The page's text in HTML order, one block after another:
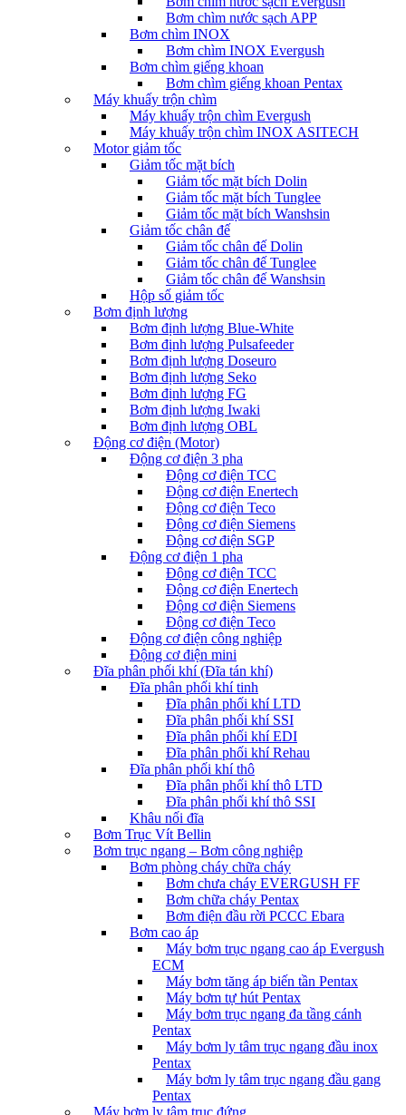
Bơm chìm nước sạch APP
Bơm chìm INOX
Bơm chìm INOX Evergush
Bơm chìm giếng khoan
Bơm chìm giếng khoan Pentax
Máy khuấy trộn chìm
Máy khuấy trộn chìm Evergush
Máy khuấy trộn chìm INOX ASITECH
Motor giảm tốc
Giảm tốc mặt bích
Giảm tốc mặt bích Dolin
Giảm tốc mặt bích Tunglee
Giảm tốc mặt bích Wanshsin
Giảm tốc chân đế
Giảm tốc chân đế Dolin
Giảm tốc chân đế Tunglee
Giảm tốc chân đế Wanshsin
Hộp số giảm tốc
Bơm định lượng
Bơm định lượng Blue-White
Bơm định lượng Pulsafeeder
Bơm định lượng Doseuro
Bơm định lượng Seko
Bơm định lượng FG
Bơm định lượng Iwaki
Bơm định lượng OBL
Động cơ điện (Motor)
Động cơ điện 3 pha
Động cơ điện TCC
Động cơ điện Enertech
Động cơ điện Teco
Động cơ điện Siemens
Động cơ điện SGP
Động cơ điện 1 pha
Động cơ điện TCC
Động cơ điện Enertech
Động cơ điện Siemens
Động cơ điện Teco
Động cơ điện công nghiệp
Động cơ điện mini
Đĩa phân phối khí (Đĩa tán khí)
Đĩa phân phối khí tinh
Đĩa phân phối khí LTD
Đĩa phân phối khí SSI
Đĩa phân phối khí EDI
Đĩa phân phối khí Rehau
Đĩa phân phối khí thô
Đĩa phân phối khí thô LTD
Đĩa phân phối khí thô SSI
Khâu nối đĩa
Bơm Trục Vít Bellin
Bơm trục ngang – Bơm công nghiệp
Bơm phòng cháy chữa cháy
Bơm chưa cháy EVERGUSH FF
Bơm chữa cháy Pentax
Bơm điện đầu rời PCCC Ebara
Bơm cao áp
Máy bơm trục ngang cao áp Evergush
ECM
Máy bơm tăng áp biến tần Pentax
Máy bơm tự hút Pentax
Máy bơm trục ngang đa tầng cánh
Pentax
Máy bơm ly tâm trục ngang đầu inox
Pentax
Máy bơm ly tâm trục ngang đầu gang
Pentax
Máy bơm ly tâm trục đứng